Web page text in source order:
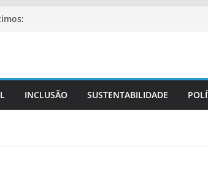
INCLUSÃO SUSTENTABILIDADE